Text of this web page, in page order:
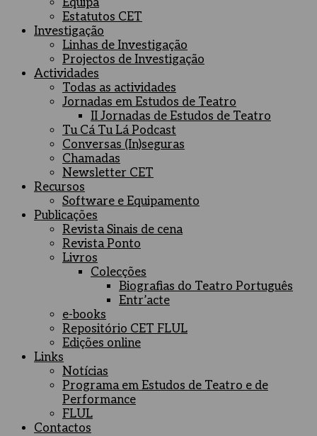
Equipa
Estatutos CET
Investigação
Linhas de Investigação
Projectos de Investigação
Actividades
Todas as actividades
Jornadas em Estudos de Teatro
II Jornadas de Estudos de Teatro
Tu Cá Tu Lá Podcast
Conversas (In)seguras
Chamadas
Newsletter CET
Recursos
Software e Equipamento
Publicações
Revista Sinais de cena
Revista Ponto
Livros
Colecções
Biografias do Teatro Português
Entr’acte
e-books
Repositório CET FLUL
Edições online
Links
Notícias
Programa em Estudos de Teatro e de
Performance
FLUL
Contactos